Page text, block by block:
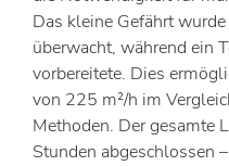
Das kleine Gefährt
überwacht, während ein
vorbereitete. Dies
von 225 m²/h im
Methoden. Der gesamte
Stunden abgeschlossen